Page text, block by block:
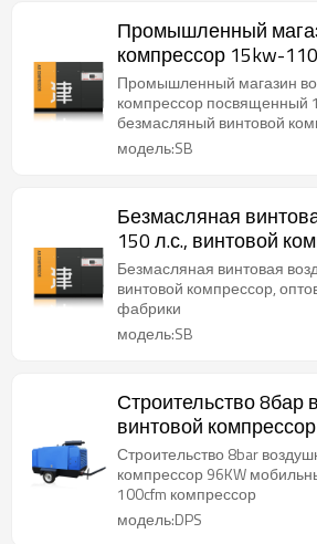
Промышленный
компрессор 15kw-
безмасляный
поддержка OEM
Промышленный магазин
компрессор посвященный
безмасляный винтовой
OEM
модель:SB
Безмасляная
150 л.с., винтовой
оптовая продажа с
Безмасляная винтовая
винтовой компрессор,
фабрики
модель:SB
Строительство 8бар
винтовой
мобильный
компрессор
Строительство 8bar
компрессор 96KW
100cfm компрессор
модель:DPS